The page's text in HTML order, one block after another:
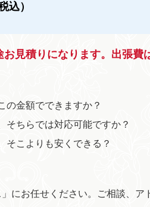
込）
見積りになります。出張費
の金額でできますか？
そちらでは対応可能ですか？
そこよりも安くできる？
にお任せください。ご相談、